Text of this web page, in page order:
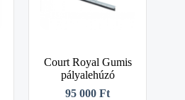
Court Royal Gumis
pályalehúzó
95 000Ft